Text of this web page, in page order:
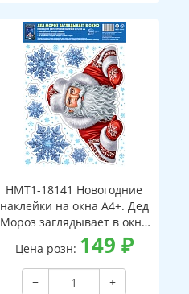
НМТ1-18141 Новогодние
наклейки на окна А4+. Дед
Мороз заглядывает в окно
(двухсторонние, видны с
обеих сторон,
многоразовые)
Цена розн: 149 ₽
−
+